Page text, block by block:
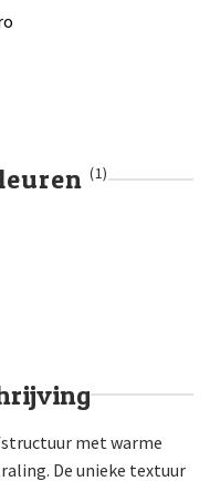
(1)
met warme
De unieke textuur